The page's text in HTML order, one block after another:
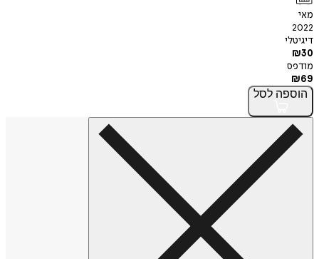
מאי
2022
דיגיטלי
₪30
מודפס
₪69
הוספה לסל